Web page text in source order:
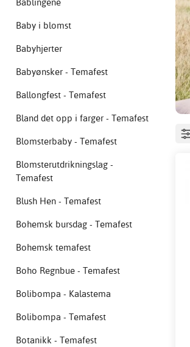
Bablingene
Baby i blomst
Babyhjerter
Babyønsker - Temafest
Ballongfest - Temafest
Bland det opp i farger - Temafest
Blomsterbaby - Temafest
Blomsterutdrikningslag -
Temafest
Blush Hen - Temafest
Bohemsk bursdag - Temafest
Bohemsk temafest
Boho Regnbue - Temafest
Bolibompa - Kalastema
Bolibompa - Temafest
Botanikk - Temafest